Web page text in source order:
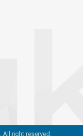
All right reserved.